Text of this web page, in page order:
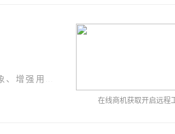
在线商机获取开启远程